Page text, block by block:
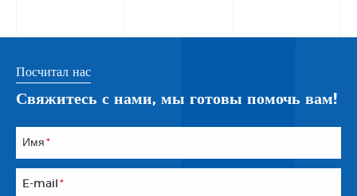
Посчитал нас
Свяжитесь с нами, мы готовы помочь вам!
Имя *
E-mail *